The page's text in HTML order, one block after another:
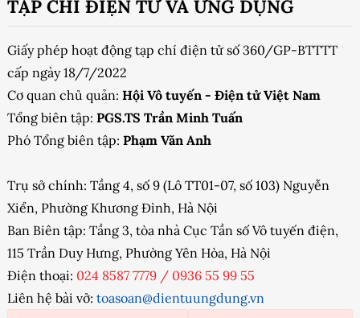
TẠP CHÍ ĐIỆN TỬ VÀ ỨNG DỤNG
Giấy phép hoạt động tạp chí điện tử số 360/GP-BTTTT
cấp ngày 18/7/2022
Cơ quan chủ quản: Hội Vô tuyến - Điện tử Việt Nam
Tổng biên tập: PGS.TS Trần Minh Tuấn
Phó Tổng biên tập: Phạm Văn Anh
Trụ sở chính: Tầng 4, số 9 (Lô TT01-07, số 103) Nguyễn
Xiển, Phường Khương Đình, Hà Nội
Ban Biên tập: Tầng 3, tòa nhà Cục Tần số Vô tuyến điện,
115 Trần Duy Hưng, Phường Yên Hòa, Hà Nội
Điện thoại: 024 8587 7779 / 0936 55 99 55
Liên hệ bài vở: toasoan@dientuungdung.vn